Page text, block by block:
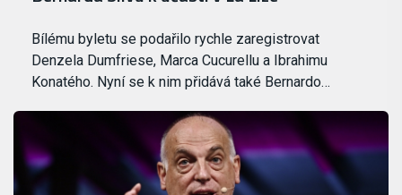
Bílému byletu se podařilo rychle zaregistrovat
Denzela Dumfriese, Marca Cucurellu a Ibrahimu
Konatého. Nyní se k nim přidává také Bernardo…